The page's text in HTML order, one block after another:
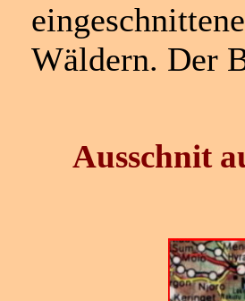
Wäldern. Der
Ausschnit